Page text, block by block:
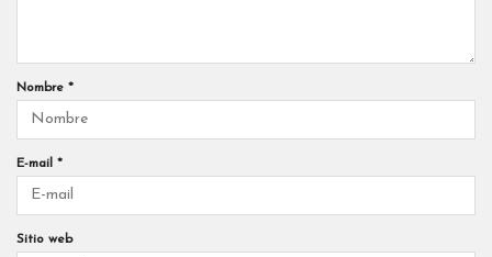
Nombre *
E-mail *
Sitio web